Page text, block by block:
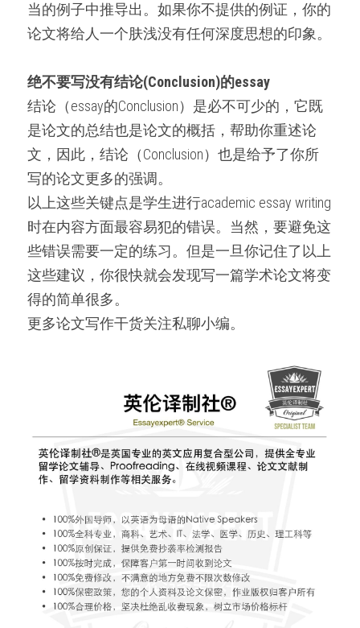
当的例子中推导出。如果你不提供的例证，你的
论文将给人一个肤浅没有任何深度思想的印象。
绝不要写没有结论(Conclusion)的essay
结论（essay的Conclusion）是必不可少的，它既
是论文的总结也是论文的概括，帮助你重述论
文，因此，结论（Conclusion）也是给予了你所
写的论文更多的强调。
以上这些关键点是学生进行academic essay writing
时在内容方面最容易犯的错误。当然，要避免这
些错误需要一定的练习。但是一旦你记住了以上
这些建议，你很快就会发现写一篇学术论文将变
得的简单很多。
更多论文写作干货关注私聊小编。